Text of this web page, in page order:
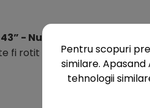
- Nu este inclus in oferta
fi rotit cu pana la 30°,
Pentru scopuri
similare.
tehnologii